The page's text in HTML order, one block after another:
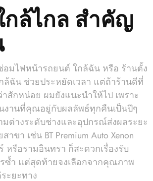
กล้ไกล สำคัญ
อมไฟหน้ารถยนต์ ใกล้ฉัน หรือ ร้านตั้ง
ฉัน ช่วยประหยัดเวลา แต่ถ้าร้านดีที่
สักหน่อย ผมยังแนะนำให้ไป เพราะ
งานที่คุณอยู่กับผลลัพธ์ทุกคืนเป็นปีๆ
มต่างระดับช่างและอุปกรณ์ส่งผลระยะ
ขา เช่น BT Premium Auto Xenon
หรือรามอินทรา ก็สะดวกเรื่องรับ
ซ้ำ แต่สุดท้ายจงเลือกจากคุณภาพ
ะยะทาง